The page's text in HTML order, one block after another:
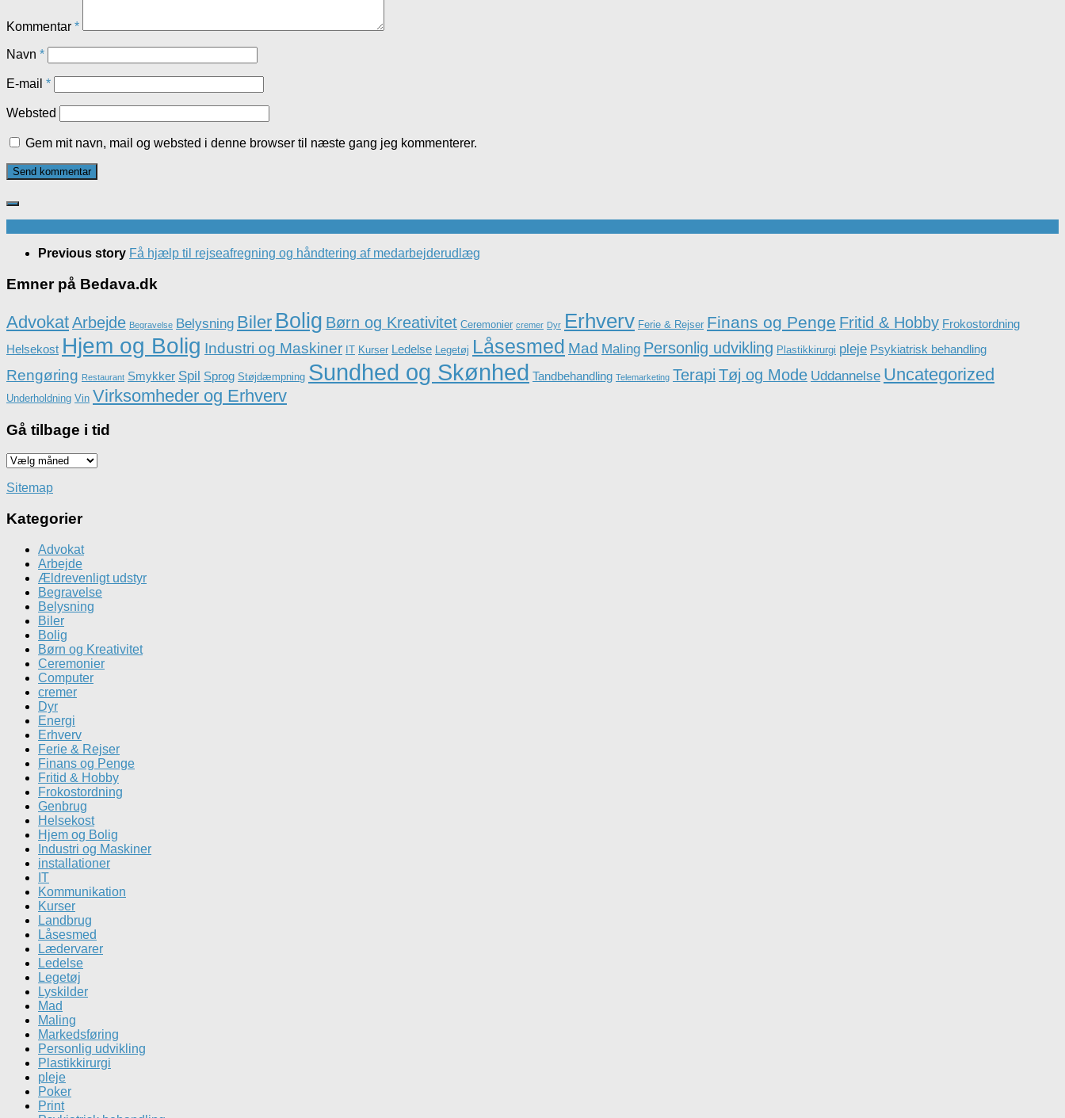
Kommentar *
Navn *
E-mail *
Websted
Gem mit navn, mail og websted i denne browser til næste gang jeg kommenterer.
Previous story Få hjælp til rejseafregning og håndtering af medarbejderudlæg
Emner på Bedava.dk
AdvokatArbejde Begravelse Belysning Biler Bolig Børn og Kreativitet Ceremonier cremer Dyr Erhverv Ferie & Rejser Finans og Penge Fritid & Hobby Frokostordning
Helsekost Hjem og Bolig Industri og Maskiner IT Kurser Ledelse Legetøj Låsesmed Mad Maling Personlig udvikling Plastikkirurgi pleje Psykiatrisk behandling
Rengøring Restaurant Smykker Spil Sprog Støjdæmpning Sundhed og Skønhed Tandbehandling Telemarketing Terapi Tøj og Mode Uddannelse Uncategorized
Underholdning Vin Virksomheder og Erhverv
Gå tilbage i tid
Gå
iSitemap
Kategorier
Advokat
Arbejde
Ældrevenligt udstyr
Begravelse
Belysning
Biler
Bolig
Børn og Kreativitet
Ceremonier
Computer
cremer
Dyr
Energi
Erhverv
Ferie & Rejser
Finans og Penge
Fritid & Hobby
Frokostordning
Genbrug
Helsekost
Hjem og Bolig
Industri og Maskiner
installationer
IT
Kommunikation
Kurser
Landbrug
Låsesmed
Lædervarer
Ledelse
Legetøj
Lyskilder
Mad
Maling
Markedsføring
Personlig udvikling
Plastikkirurgi
pleje
Poker
Print